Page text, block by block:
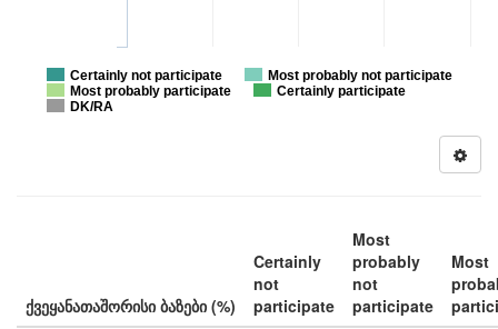
Certainly not participate
Most probably not participate
Most probably participate
Certainly participate
DK/RA
ქვეყანათაშორისი ბაზები (%)
Certainly
not
participate
Most
probably
not
participate
Most